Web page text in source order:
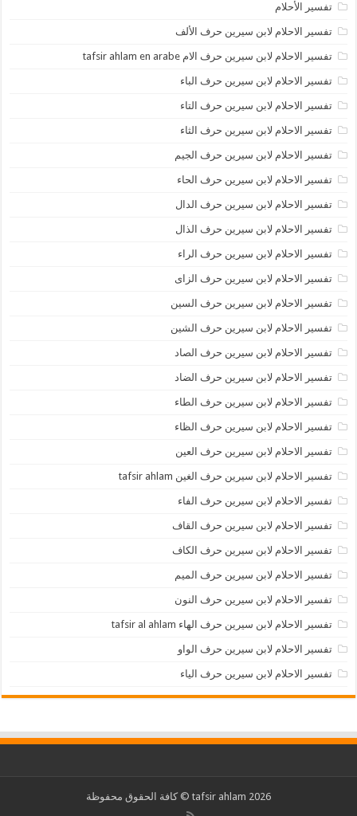
تفسير الأحلام
تفسير الاحلام لابن سيرين حرف الألف
تفسير الاحلام لابن سيرين حرف الام tafsir ahlam en arabe
تفسير الاحلام لابن سيرين حرف الباء
تفسير الاحلام لابن سيرين حرف التاء
تفسير الاحلام لابن سيرين حرف الثاء
تفسير الاحلام لابن سيرين حرف الجيم
تفسير الاحلام لابن سيرين حرف الحاء
تفسير الاحلام لابن سيرين حرف الدال
تفسير الاحلام لابن سيرين حرف الذال
تفسير الاحلام لابن سيرين حرف الراء
تفسير الاحلام لابن سيرين حرف الزاى
تفسير الاحلام لابن سيرين حرف السين
تفسير الاحلام لابن سيرين حرف الشين
تفسير الاحلام لابن سيرين حرف الصاد
تفسير الاحلام لابن سيرين حرف الضاد
تفسير الاحلام لابن سيرين حرف الطاء
تفسير الاحلام لابن سيرين حرف الظاء
تفسير الاحلام لابن سيرين حرف العين
تفسير الاحلام لابن سيرين حرف الغين tafsir ahlam
تفسير الاحلام لابن سيرين حرف الفاء
تفسير الاحلام لابن سيرين حرف القاف
تفسير الاحلام لابن سيرين حرف الكاف
تفسير الاحلام لابن سيرين حرف الميم
تفسير الاحلام لابن سيرين حرف النون
تفسير الاحلام لابن سيرين حرف الهاء tafsir al ahlam
تفسير الاحلام لابن سيرين حرف الواو
تفسير الاحلام لابن سيرين حرف الياء
2026 tafsir ahlam © كافة الحقوق محفوظة